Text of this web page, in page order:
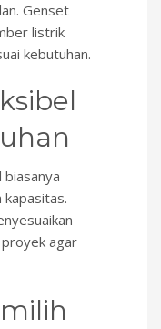
Genset
listrik
kebutuhan.
kapasitas.
agar